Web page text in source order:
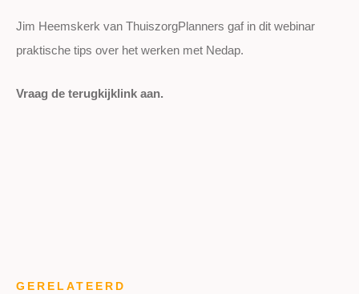
Jim Heemskerk van ThuiszorgPlanners gaf in dit webinar
praktische tips over het werken met Nedap.
Vraag de terugkijklink aan.
GERELATEERD